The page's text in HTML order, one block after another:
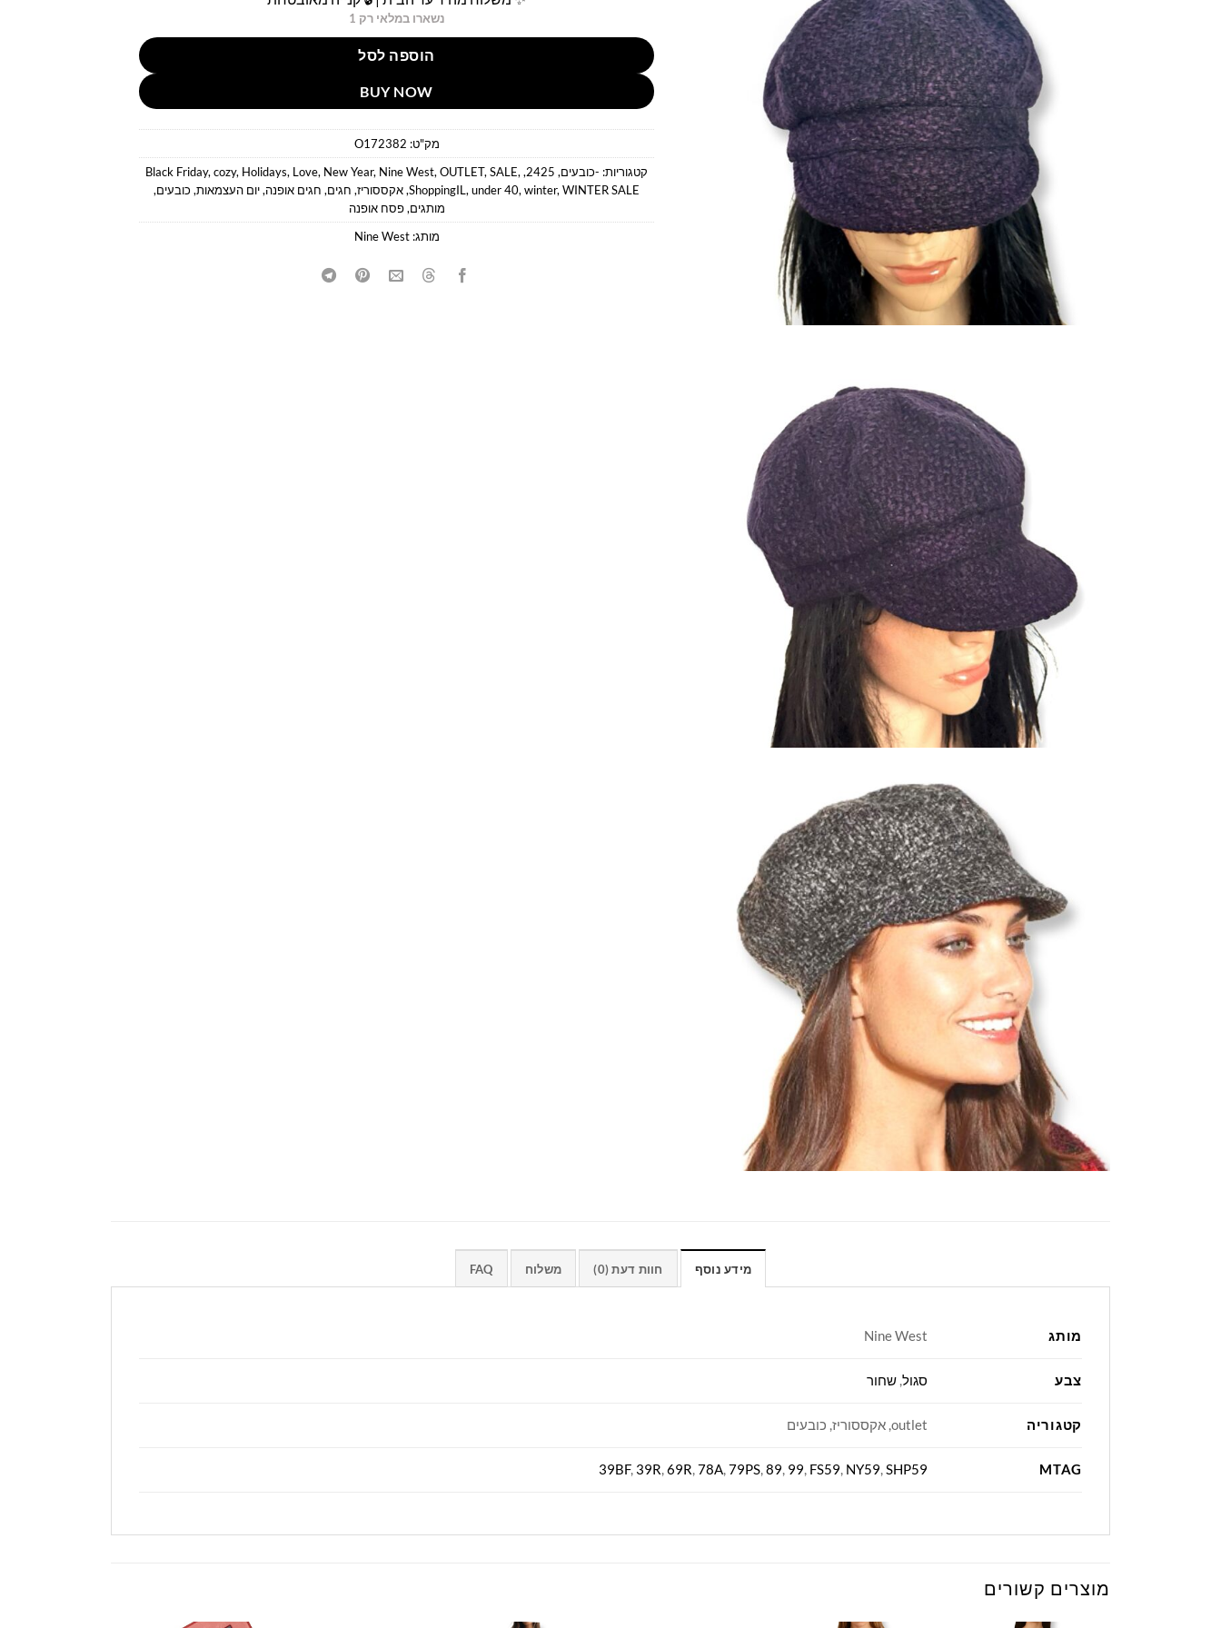
נשארו במלאי רק 1
הוספה לסל
BUY NOW
מק"ט: O172382
קטגוריות: -כובעים,
2425
,
Black Friday,cozy, Holidays, Love, New Year, Nine West,OUTLET,SALE,
ShoppingIL,under 40,winter,WINTER SALE
,אקססוריז, חגים, חגים אופנה,יום העצמאות, כובעים,
מותגים,פסח אופנה
מותג:Nine West
מידע נוסף חוות דעת (0) משלוח FAQ
מותג Nine West
צבע סגול,שחור
קטגוריה outlet, אקססוריז, כובעים
MTAG
39BF, 39R,69R,78A,79PS,89, 99, FS59, NY59,SHP59
מוצרים קשורים